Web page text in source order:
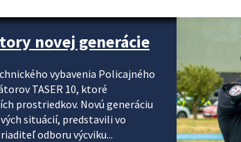
novej generácie
vybavenia Policajného
TASER 10, ktoré
prostriedkov. Novú generáciu
situácií, predstavili vo
odboru výcviku...